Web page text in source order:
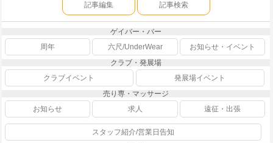
記事編集 記事検索
ゲイバー・バー
周年
六尺/UnderWear
お知らせ・イベント
クラブ・発展場
クラブイベント
発展場イベント
売り専・マッサージ
お知らせ
求人 遠征・出張
スタッフ紹介/営業日告知